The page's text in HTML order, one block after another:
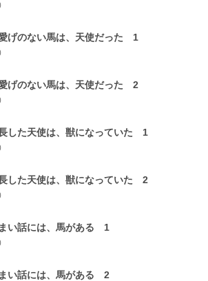
げのない馬は、天使だった 1
げのない馬は、天使だった 2
した天使は、獣になっていた 1
した天使は、獣になっていた 2
い話には、馬がある 1
い話には、馬がある 2